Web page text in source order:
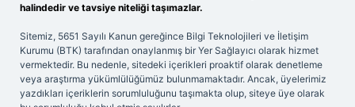
halindedir ve tavsiye niteliği taşımazlar.
Sitemiz, 5651 Sayılı Kanun gereğince Bilgi Teknolojileri ve İletişim
Kurumu (BTK) tarafından onaylanmış bir Yer Sağlayıcı olarak hizmet
vermektedir. Bu nedenle, sitedeki içerikleri proaktif olarak denetleme
veya araştırma yükümlülüğümüz bulunmamaktadır. Ancak, üyelerimiz
yazdıkları içeriklerin sorumluluğunu taşımakta olup, siteye üye olarak